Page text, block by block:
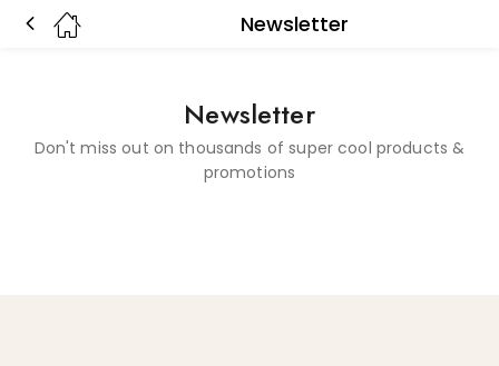
Newsletter
Newsletter
Don't miss out on thousands of super cool products &
promotions